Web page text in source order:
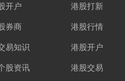
开户
券商
易知识
股资讯
港股打新
港股行情
港股开户
港股交易